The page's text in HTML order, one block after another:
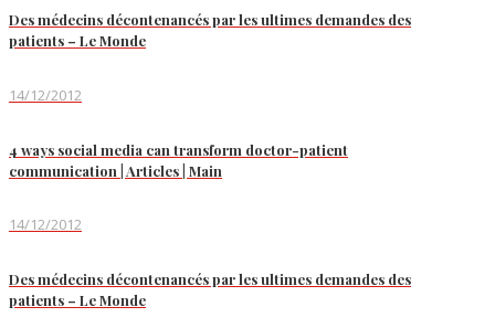
Des médecins décontenancés par les ultimes demandes des
patients – Le Monde
14/12/2012
4 ways social media can transform doctor-patient
communication | Articles | Main
14/12/2012
Des médecins décontenancés par les ultimes demandes des
patients – Le Monde